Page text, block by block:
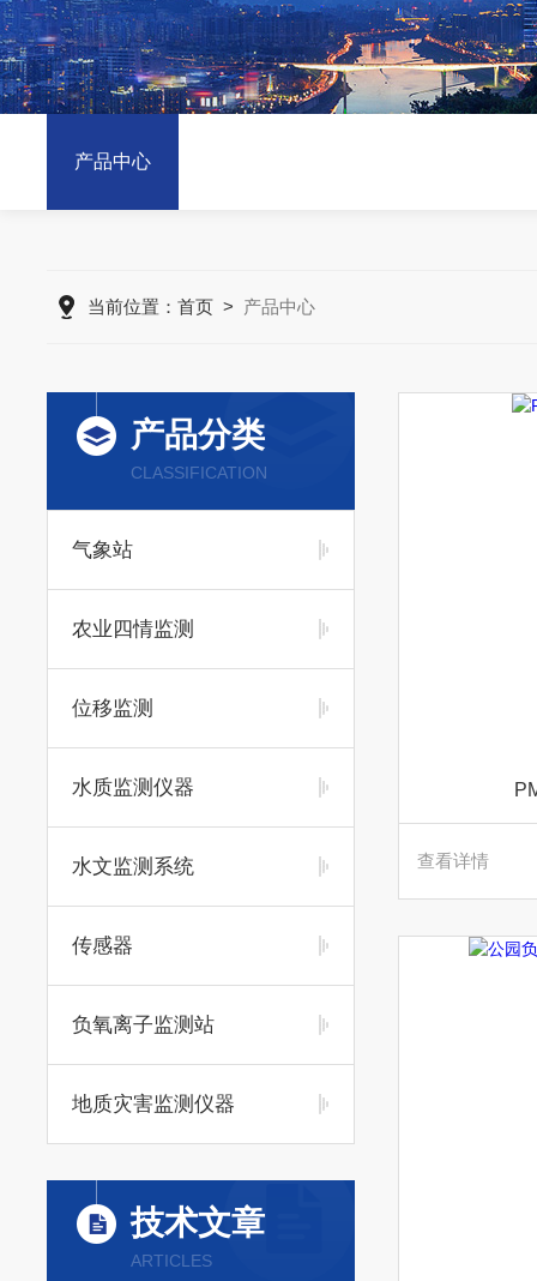
产品中心
当前位置： 首页 > 产品中心
产品分类
CLASSIFICATION
气象站
农业四情监测
位移监测
水质监测仪器
水文监测系统
传感器
负氧离子监测站
地质灾害监测仪器
技术文章
ARTICLES
查看详情